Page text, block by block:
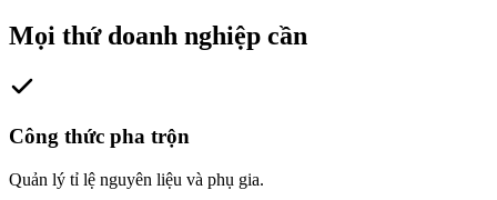
Mọi thứ doanh nghiệp cần
Công thức pha trộn
Quản lý tỉ lệ nguyên liệu và phụ gia.